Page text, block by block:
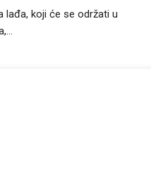
lađa, koji će se održati u